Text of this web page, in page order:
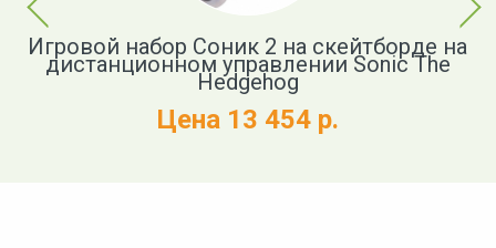
Игровой набор Соник 2 на скейтборде на
дистанционном управлении Sonic The
Hedgehog
Цена 13 454 р.